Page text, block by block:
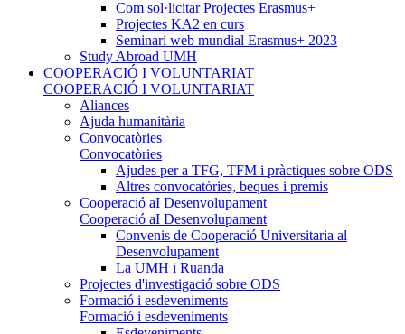
Com sol·licitar Projectes Erasmus+
Projectes KA2 en curs
Seminari web mundial Erasmus+ 2023
Study Abroad UMH
COOPERACIÓ I VOLUNTARIAT
COOPERACIÓ I VOLUNTARIAT
Aliances
Ajuda humanitària
Convocatòries
Convocatòries
Ajudes per a TFG, TFM i pràctiques sobre ODS
Altres convocatòries, beques i premis
Cooperació aI Desenvolupament
Cooperació aI Desenvolupament
Convenis de Cooperació Universitaria al
Desenvolupament
La UMH i Ruanda
Projectes d'investigació sobre ODS
Formació i esdeveniments
Formació i esdeveniments